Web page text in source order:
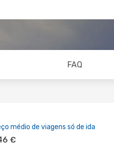
FAQ
médio de viagens só de ida
€